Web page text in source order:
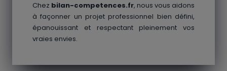
Chez bilan-competences.fr, nous vous aidons
à façonner un projet professionnel bien défini,
épanouissant et respectant pleinement vos
vraies envies.